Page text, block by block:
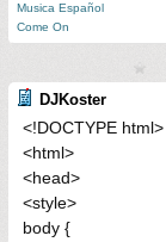
Musica Español
Come On
DJKoster
<!DOCTYPE html>
<html>
<head>
<style>
body {